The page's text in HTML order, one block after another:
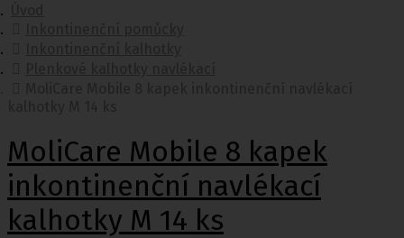
MoliCare Mobile 8 kapek
inkontinenční navlékací
kalhotky M 14 ks